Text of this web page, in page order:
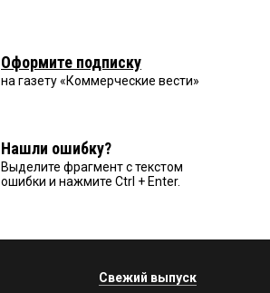
Оформите подписку
на газету «Коммерческие вести»
Нашли ошибку?
Выделите фрагмент с текстом
ошибки и нажмите Ctrl + Enter.
Свежий выпуск